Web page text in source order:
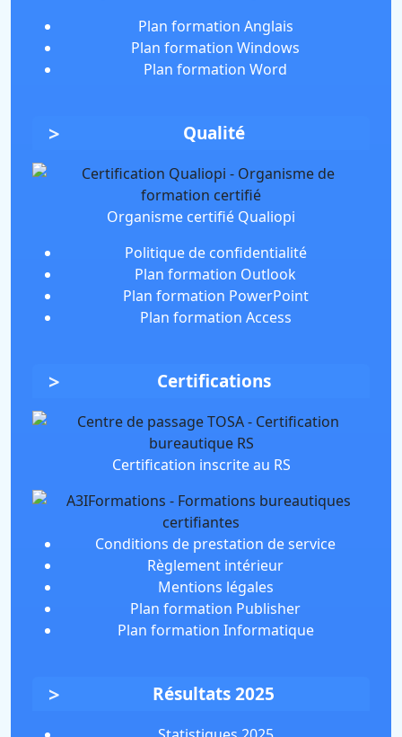
Plan formation Anglais
Plan formation Windows
Plan formation Word
Qualité
Organisme certifié Qualiopi
Politique de confidentialité
Plan formation Outlook
Plan formation PowerPoint
Plan formation Access
Certifications
Certification inscrite au RS
Conditions de prestation de service
Règlement intérieur
Mentions légales
Plan formation Publisher
Plan formation Informatique
Résultats 2025